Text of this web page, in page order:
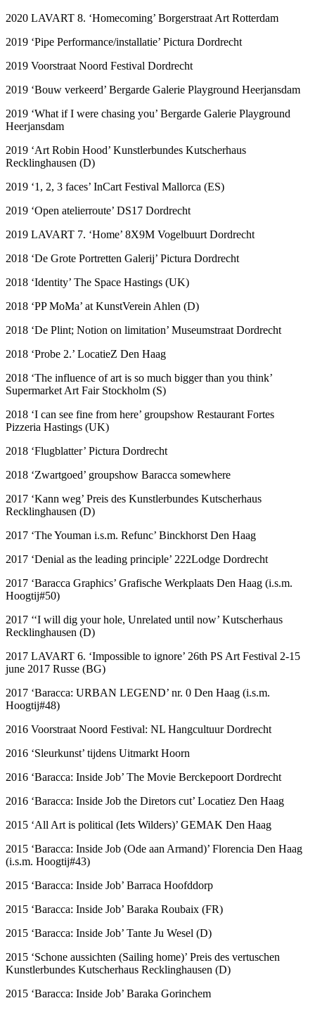
2020 LAVART 8. ‘Homecoming’ Borgerstraat Art Rotterdam
2019 ‘Pipe Performance/installatie’ Pictura Dordrecht
2019 Voorstraat Noord Festival Dordrecht
2019 ‘Bouw verkeerd’ Bergarde Galerie Playground Heerjansdam
2019 ‘What if I were chasing you’ Bergarde Galerie Playground
Heerjansdam
2019 ‘Art Robin Hood’ Kunstlerbundes Kutscherhaus
Recklinghausen (D)
2019 ‘1, 2, 3 faces’ InCart Festival Mallorca (ES)
2019 ‘Open atelierroute’ DS17 Dordrecht
2019 LAVART 7. ‘Home’ 8X9M Vogelbuurt Dordrecht
2018 ‘De Grote Portretten Galerij’ Pictura Dordrecht
2018 ‘Identity’ The Space Hastings (UK)
2018 ‘PP MoMa’ at KunstVerein Ahlen (D)
2018 ‘De Plint; Notion on limitation’ Museumstraat Dordrecht
2018 ‘Probe 2.’ LocatieZ Den Haag
2018 ‘The influence of art is so much bigger than you think’
Supermarket Art Fair Stockholm (S)
2018 ‘I can see fine from here’ groupshow Restaurant Fortes
Pizzeria Hastings (UK)
2018 ‘Flugblatter’ Pictura Dordrecht
2018 ‘Zwartgoed’ groupshow Baracca somewhere
2017 ‘Kann weg’ Preis des Kunstlerbundes Kutscherhaus
Recklinghausen (D)
2017 ‘The Youman i.s.m. Refunc’ Binckhorst Den Haag
2017 ‘Denial as the leading principle’ 222Lodge Dordrecht
2017 ‘Baracca Graphics’ Grafische Werkplaats Den Haag (i.s.m.
Hoogtij#50)
2017 ‘‘I will dig your hole, Unrelated until now’ Kutscherhaus
Recklinghausen (D)
2017 LAVART 6. ‘Impossible to ignore’ 26th PS Art Festival 2-15
june 2017 Russe (BG)
2017 ‘Baracca: URBAN LEGEND’ nr. 0 Den Haag (i.s.m.
Hoogtij#48)
2016 Voorstraat Noord Festival: NL Hangcultuur Dordrecht
2016 ‘Sleurkunst’ tijdens Uitmarkt Hoorn
2016 ‘Baracca: Inside Job’ The Movie Berckepoort Dordrecht
2016 ‘Baracca: Inside Job the Diretors cut’ Locatiez Den Haag
2015 ‘All Art is political (Iets Wilders)’ GEMAK Den Haag
2015 ‘Baracca: Inside Job (Ode aan Armand)’ Florencia Den Haag
(i.s.m. Hoogtij#43)
2015 ‘Baracca: Inside Job’ Barraca Hoofddorp
2015 ‘Baracca: Inside Job’ Baraka Roubaix (FR)
2015 ‘Baracca: Inside Job’ Tante Ju Wesel (D)
2015 ‘Schone aussichten (Sailing home)’ Preis des vertuschen
Kunstlerbundes Kutscherhaus Recklinghausen (D)
2015 ‘Baracca: Inside Job’ Baraka Gorinchem